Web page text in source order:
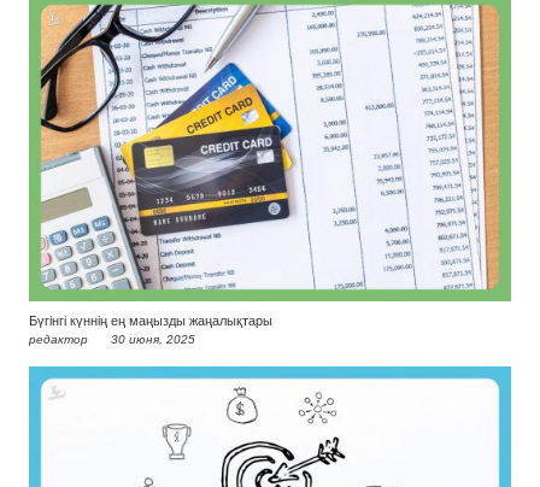
Бүгінгі күннің ең маңызды жаңалықтары
редактор 30 июня, 2025